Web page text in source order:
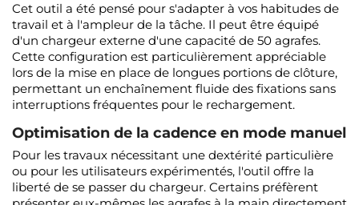
Cet outil a été pensé pour s'adapter à vos habitudes de
travail et à l'ampleur de la tâche. Il peut être équipé
d'un chargeur externe d'une capacité de 50 agrafes.
Cette configuration est particulièrement appréciable
lors de la mise en place de longues portions de clôture,
permettant un enchaînement fluide des fixations sans
interruptions fréquentes pour le rechargement.
Optimisation de la cadence en mode manuel
Pour les travaux nécessitant une dextérité particulière
ou pour les utilisateurs expérimentés, l'outil offre la
liberté de se passer du chargeur. Certains préfèrent